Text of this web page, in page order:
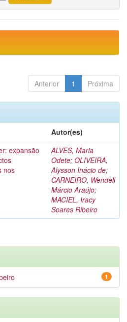
Anterior 1 Próxima
Autor(es)
expansão
nos
ALVES, Maria
Odete; OLIVEIRA,
Alysson Inácio de;
CARNEIRO, Wendell
Márcio Araújo;
MACIEL, Iracy
Soares Ribeiro
1